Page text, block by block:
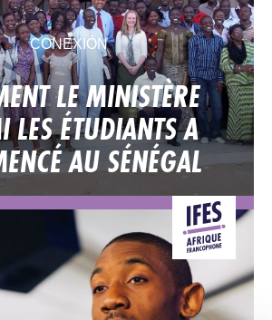
CONEXIÓN
LE MINISTÈRE
LES ÉTUDIANTS A
AU SÉNÉGAL